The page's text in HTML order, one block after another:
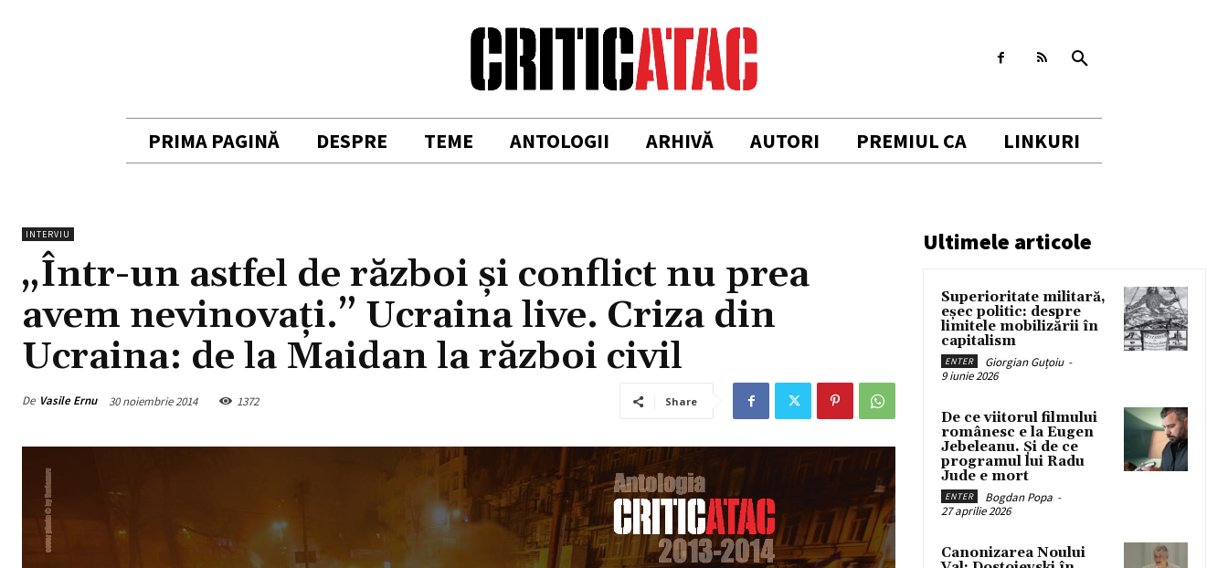
PRIMA PAGINĂ DESPRE TEME ANTOLOGII ARHIVĂ AUTORI PREMIUL CA LINKURI
INTERVIU
„Într-un astfel de război şi conflict nu prea
avem nevinovaţi.” Ucraina live. Criza din
Ucraina: de la Maidan la război civil
De Vasile Ernu 30 noiembrie 2014 1372 Share
Ultimele articole
Superioritate militară,
eșec politic: despre
limitele mobilizării în
capitalism
ENTER Giorgian Guțoiu -
9 iunie 2026
De ce viitorul filmului
românesc e la Eugen
Jebeleanu. Și de ce
programul lui Radu
Jude e mort
ENTER Bogdan Popa -
27 aprilie 2026
Canonizarea Noului